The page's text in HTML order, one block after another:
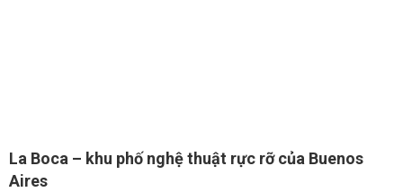
La Boca – khu phố nghệ thuật rực rỡ của Buenos
Aires